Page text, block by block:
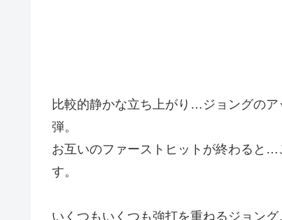
比較的静かな立ち上がり…ジョングの
弾。
お互いのファーストヒットが終わると
す。
いくつもいくつも強打を重ねるジョング